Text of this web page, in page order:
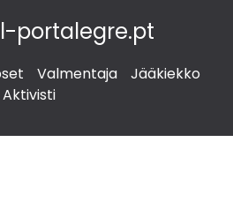
portalegre.pt
Valmentaja
Jääkiekko
Aktivisti